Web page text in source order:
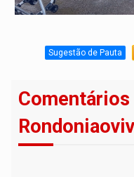
Sugestão de Pauta
Comentários